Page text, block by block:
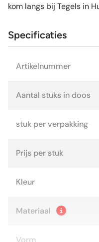
kom langs bij Tegels in
Specificaties
Artikelnummer
Aantal stuks in doos
stuk per verpakking
Prijs per stuk
Kleur
Materiaal
Vorm